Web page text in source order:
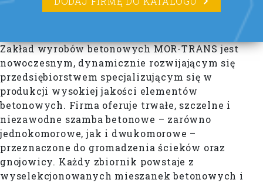
Zakład wyrobów betonowych MOR-TRANS jest
nowoczesnym, dynamicznie rozwijającym się
przedsiębiorstwem specjalizującym się w
produkcji wysokiej jakości elementów
betonowych. Firma oferuje trwałe, szczelne i
niezawodne szamba betonowe – zarówno
jednokomorowe, jak i dwukomorowe –
przeznaczone do gromadzenia ścieków oraz
gnojowicy. Każdy zbiornik powstaje z
wyselekcjonowanych mieszanek betonowych i